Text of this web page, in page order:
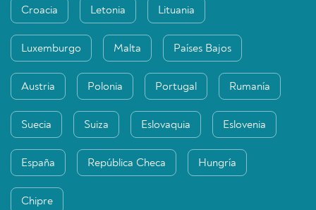
Croacia Letonia Lituania
Luxemburgo Malta Países Bajos
Austria Polonia Portugal Rumanía
Suecia Suiza Eslovaquia Eslovenia
España República Checa Hungría
Chipre